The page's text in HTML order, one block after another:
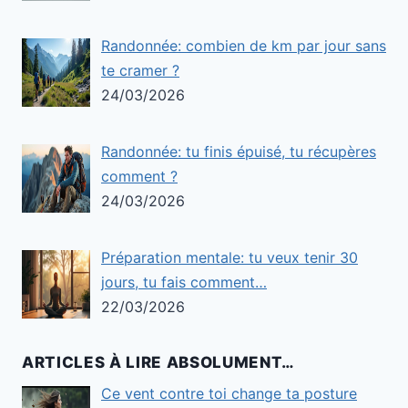
Randonnée: combien de km par jour sans
te cramer ?
24/03/2026
Randonnée: tu finis épuisé, tu récupères
comment ?
24/03/2026
Préparation mentale: tu veux tenir 30
jours, tu fais comment…
22/03/2026
ARTICLES À LIRE ABSOLUMENT…
Ce vent contre toi change ta posture